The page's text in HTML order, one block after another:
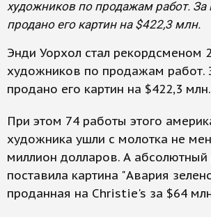
художников по продажам работ. За
продано его картин на $422,3 млн.
Энди Уорхол стал рекордсменом
художников по продажам работ.
продано его картин на $422,3 млн.
При этом 74 работы этого
художника ушли с молотка не
миллион долларов. А абсолютный
поставила картина "Авария
проданная на Christie's за $64